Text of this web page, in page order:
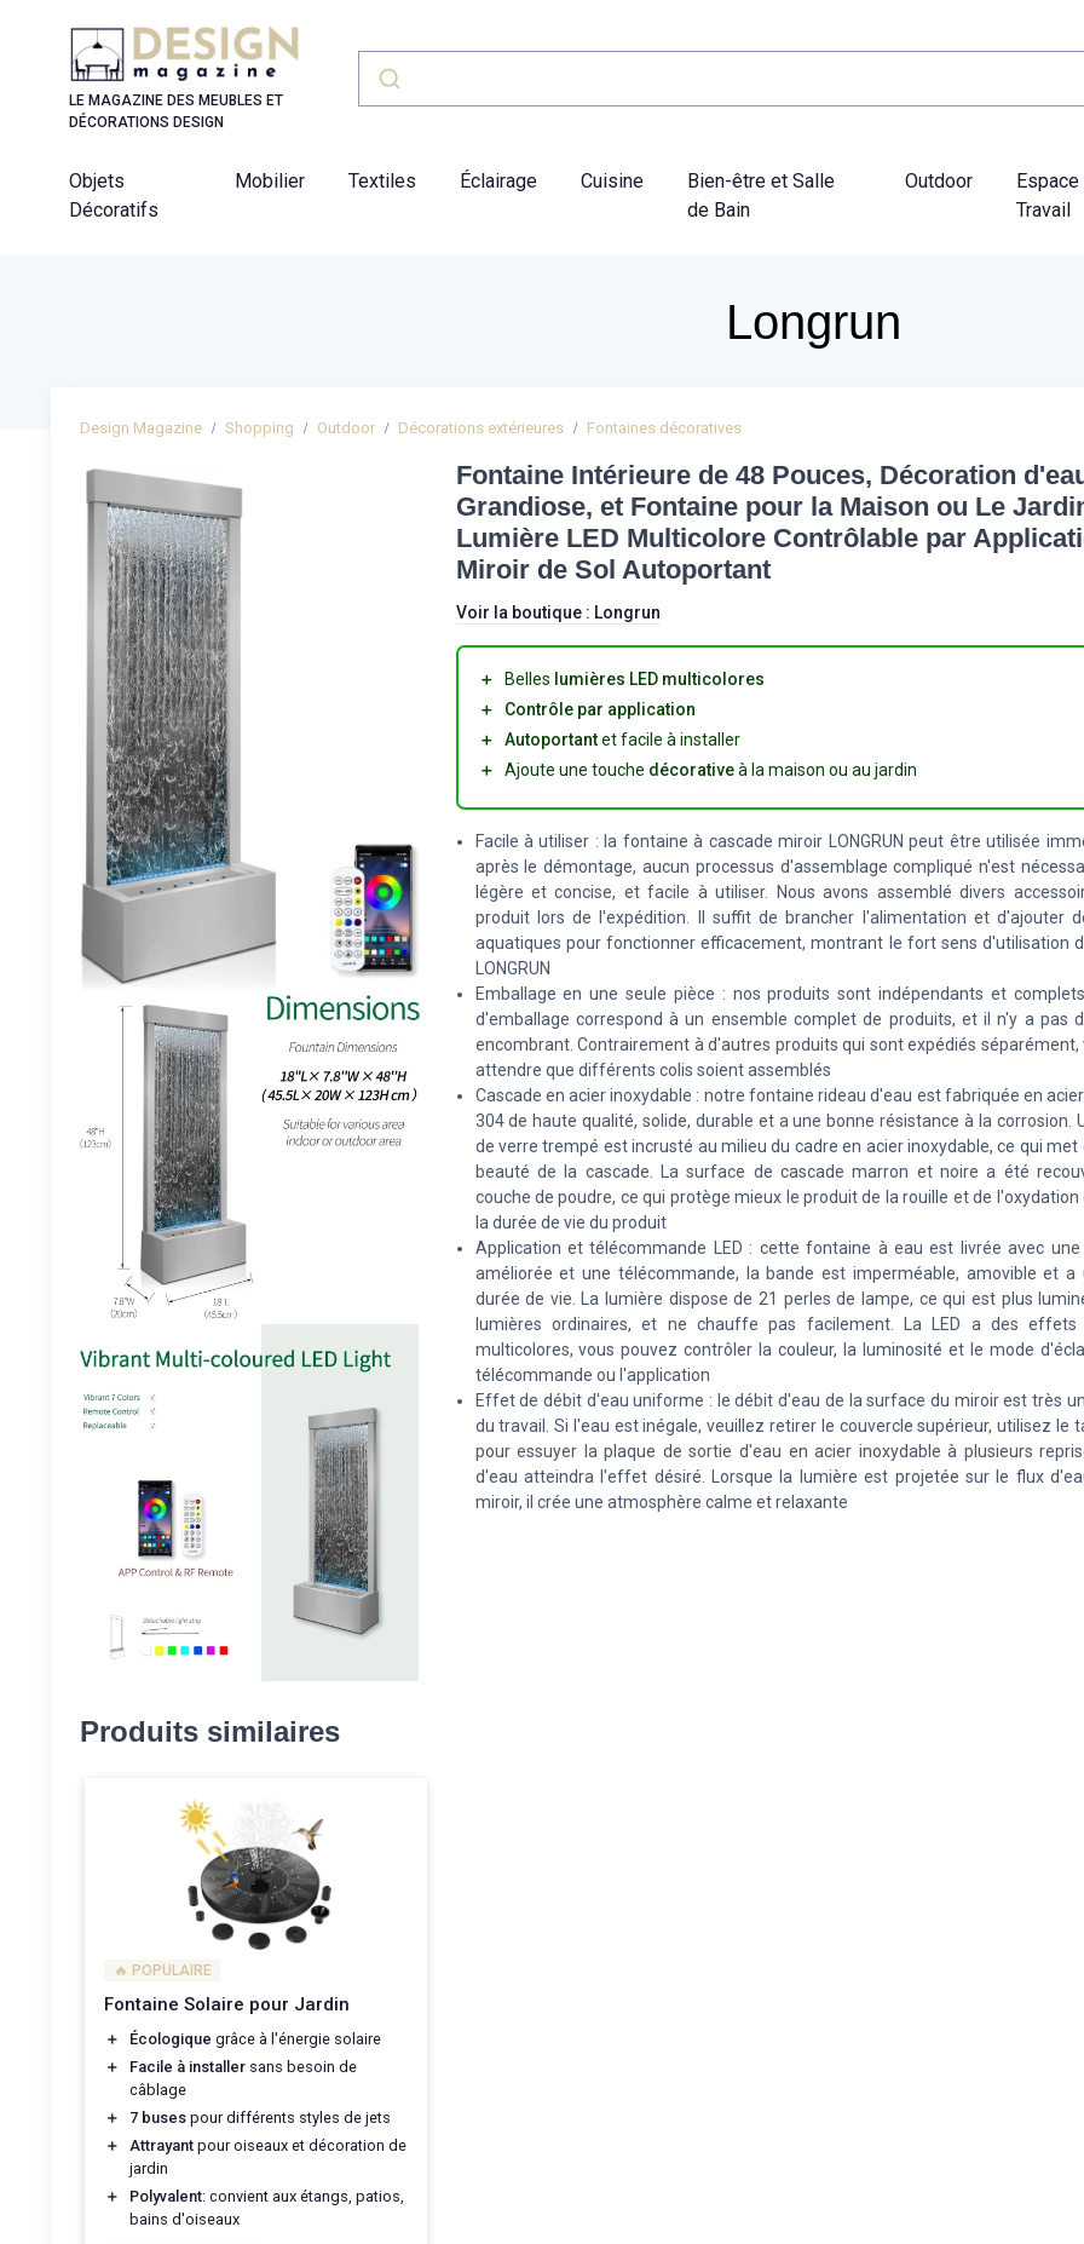
LE MAGAZINE DES MEUBLES ET
DÉCORATIONS DESIGN
Objets
Décoratifs
Mobilier Textiles Éclairage Cuisine
Bien-être et Salle
de Bain
Outdoor
Espace
Travail
Longrun
Design Magazine Shopping Outdoor Décorations extérieures Fontaines décoratives
Fontaine Intérieure de 48 Pouces, Décoration
Grandiose, et Fontaine pour la Maison ou Le
Lumière LED Multicolore Contrôlable par
Miroir de Sol Autoportant
Voir la boutique : Longrun
＋ Belles lumières LED multicolores
＋
Contrôle par application
＋
Autoportantet facile à installer
＋
Ajoute une touche décorativeà la maison ou au jardin
Facile à utiliser : la fontaine à cascade miroir LONGRUN peut être utilisée
après le démontage, aucun processus d'assemblage compliqué n'est
légère et concise, et facile à utiliser. Nous avons assemblé divers
produit lors de l'expédition. Il suffit de brancher l'alimentation et d'ajouter
aquatiques pour fonctionner efficacement, montrant le fort sens d'utilisation
LONGRUN
Emballage en une seule pièce : nos produits sont indépendants et
d'emballage correspond à un ensemble complet de produits, et il n'y a pas
encombrant. Contrairement à d'autres produits qui sont expédiés séparément,
attendre que différents colis soient assemblés
Cascade en acier inoxydable : notre fontaine rideau d'eau est fabriquée en
304 de haute qualité, solide, durable et a une bonne résistance à la corrosion.
de verre trempé est incrusté au milieu du cadre en acier inoxydable, ce qui met
beauté de la cascade. La surface de cascade marron et noire a été
couche de poudre, ce qui protège mieux le produit de la rouille et de
la durée de vie du produit
Application et télécommande LED : cette fontaine à eau est livrée avec une
améliorée et une télécommande, la bande est imperméable, amovible et a
durée de vie. La lumière dispose de 21 perles de lampe, ce qui est plus
lumières ordinaires, et ne chauffe pas facilement. La LED a des effets
multicolores, vous pouvez contrôler la couleur, la luminosité et le mode
télécommande ou l'application
Effet de débit d'eau uniforme : le débit d'eau de la surface du miroir est très
du travail. Si l'eau est inégale, veuillez retirer le couvercle supérieur, utilisez le
pour essuyer la plaque de sortie d'eau en acier inoxydable à plusieurs
d'eau atteindra l'effet désiré. Lorsque la lumière est projetée sur le flux
miroir, il crée une atmosphère calme et relaxante
Produits similaires
🔥 POPULAIRE
Fontaine Solaire pour Jardin
＋ Écologique grâce à l'énergie solaire
＋
Facile à installer sans besoin de
câblage
＋
7 buses pour différents styles de jets
＋
Attrayant pour oiseaux et décoration de
jardin
＋
Polyvalent: convient aux étangs, patios,
bains d'oiseaux